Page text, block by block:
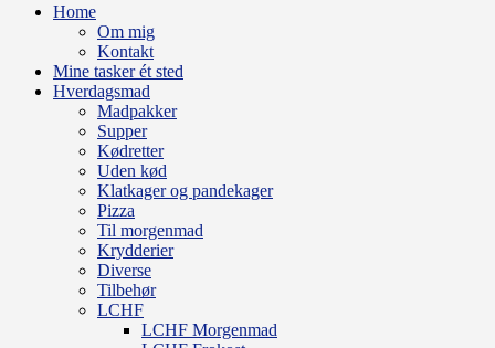
Home
Om mig
Kontakt
Mine tasker ét sted
Hverdagsmad
Madpakker
Supper
Kødretter
Uden kød
Klatkager og pandekager
Pizza
Til morgenmad
Krydderier
Diverse
Tilbehør
LCHF
LCHF Morgenmad